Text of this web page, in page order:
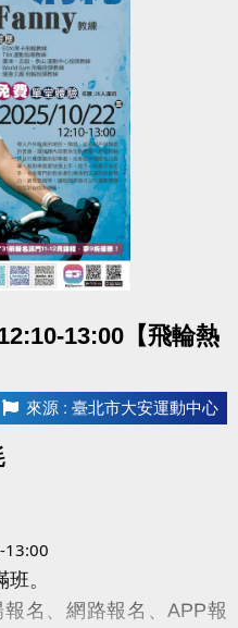
1
新視窗)
月團體課程，#享9折優
碼 #送單堂體驗券一張/
新視窗)
、104
13:00【飛輪熱
來源 : 臺北市大安運動中心
13:00
。
名、網路報名、APP報